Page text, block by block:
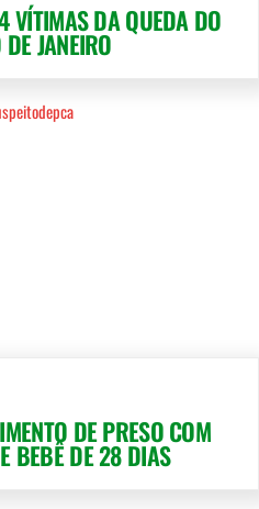
VÍTIMAS DA QUEDA DO
JANEIRO
DE PRESO COM
BEBÊ DE 28 DIAS